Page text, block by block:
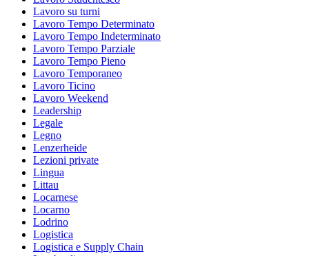
Lavoro su turni
Lavoro Tempo Determinato
Lavoro Tempo Indeterminato
Lavoro Tempo Parziale
Lavoro Tempo Pieno
Lavoro Temporaneo
Lavoro Ticino
Lavoro Weekend
Leadership
Legale
Legno
Lenzerheide
Lezioni private
Lingua
Littau
Locarnese
Locarno
Lodrino
Logistica
Logistica e Supply Chain